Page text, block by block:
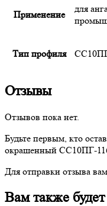
Применение
для
Тип профиля
Отзывы
Отзывов пока нет.
Будьте первым, кто
окрашенный СС10ПГ-
Для отправки отзыва
Вам также